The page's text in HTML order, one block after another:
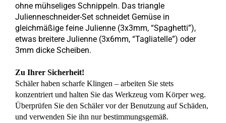
ohne mühseliges Schnippeln. Das triangle
Julienneschneider-Set schneidet Gemüse in
gleichmäßige feine Julienne (3x3mm, “Spaghetti”),
etwas breitere Julienne (3x6mm, “Tagliatelle”) oder
3mm dicke Scheiben.
Zu Ihrer Sicherheit!
Schäler haben scharfe Klingen – arbeiten Sie stets
konzentriert und halten Sie das Werkzeug vom Körper weg.
Überprüfen Sie den Schäler vor der Benutzung auf Schäden,
und verwenden Sie ihn nur bestimmungsgemäß.